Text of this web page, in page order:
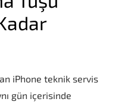
iPhone teknik servis
gün içerisinde